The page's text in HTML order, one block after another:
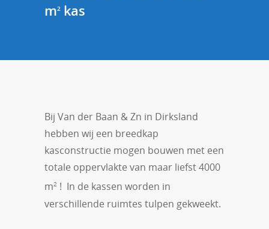
m2kas
Bij Van der Baan & Zn in Dirksland
hebben wij een breedkap
kasconstructie mogen bouwen met een
totale oppervlakte van maar liefst 4000
m2 ! In de kassen worden in
verschillende ruimtes tulpen gekweekt.